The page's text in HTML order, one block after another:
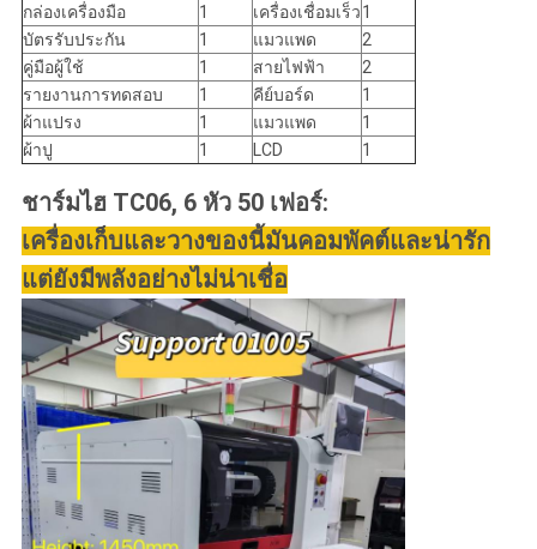
กล่องเครื่องมือ
1 เครื่องเชื่อมเร็ว1
บัตรรับประกัน
1 แมวแพด
2
คู่มือผู้ใช้
1 สายไฟฟ้า
2
รายงานการทดสอบ
1 คีย์บอร์ด
1
ผ้าแปรง
1 แมวแพด
1
ผ้าปู
1 LCD 1
ชาร์มไฮ TC06, 6 หัว 50 เฟอร์:
เครื่องเก็บและวางของนี้มันคอมพัคต์และน่ารัก
แต่ยังมีพลังอย่างไม่น่าเชื่อ